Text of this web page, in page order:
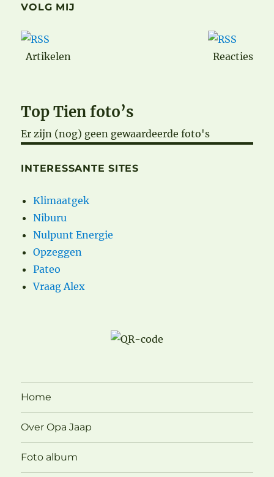
VOLG MIJ
Artikelen Reacties
Top Tien foto’s
Er zijn (nog) geen gewaardeerde foto's
INTERESSANTE SITES
Klimaatgek
Niburu
Nulpunt Energie
Opzeggen
Pateo
Vraag Alex
Home
Over Opa Jaap
Foto album